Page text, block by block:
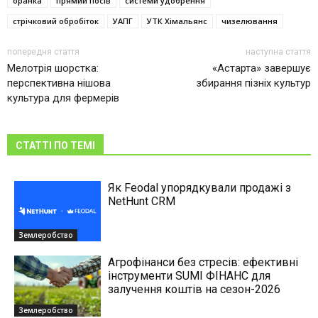
стрічковий обробіток
УАПГ УТК Хімальянс чизелювання
попередня стаття
Мелотрія шорстка:
перспективна нішова
культура для фермерів
наступна стаття
«Астарта» завершує
збирання пізніх культур
СТАТТІ ПО ТЕМІ
Землеробство
Як Feodal упорядкували продажі з
NetHunt CRM
Землеробство
Агрофінанси без стресів: ефективні
інструменти SUMI ФІНАНС для
залучення коштів на сезон-2026